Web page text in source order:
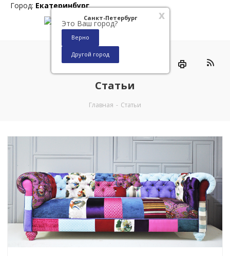
x
Санкт-Петербург
Это Ваш город?
Верно
Другой город
Город: Екатеринбург
0
Статьи
Главная - Статьи